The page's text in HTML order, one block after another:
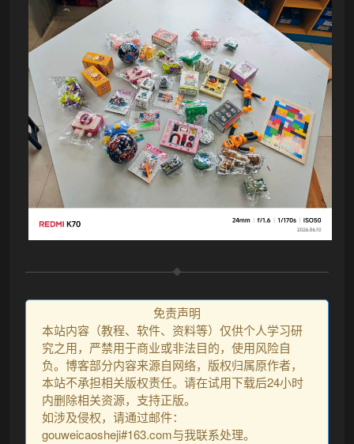
免责声明
本站内容（教程、软件、资料等）仅供个人学习研
究之用，严禁用于商业或非法目的，使用风险自
负。博客部分内容来源自网络，版权归属原作者，
本站不承担相关版权责任。请在试用下载后24小时
内删除相关资源，支持正版。
如涉及侵权，请通过邮件：
gouweicaosheji#163.com与我联系处理。